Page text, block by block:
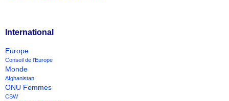
International
Europe
Conseil de l'Europe
Monde
Afghanistan
ONU Femmes
CSW